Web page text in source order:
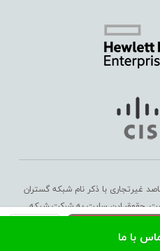
سوئیچ
خرید
غیرتجاری با ذکر نام شبکه گستران
حقوق این سایت بهشرکت شبکه
با ما